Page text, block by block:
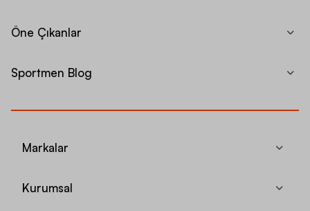
Öne Çıkanlar
Sportmen Blog
Markalar
Kurumsal